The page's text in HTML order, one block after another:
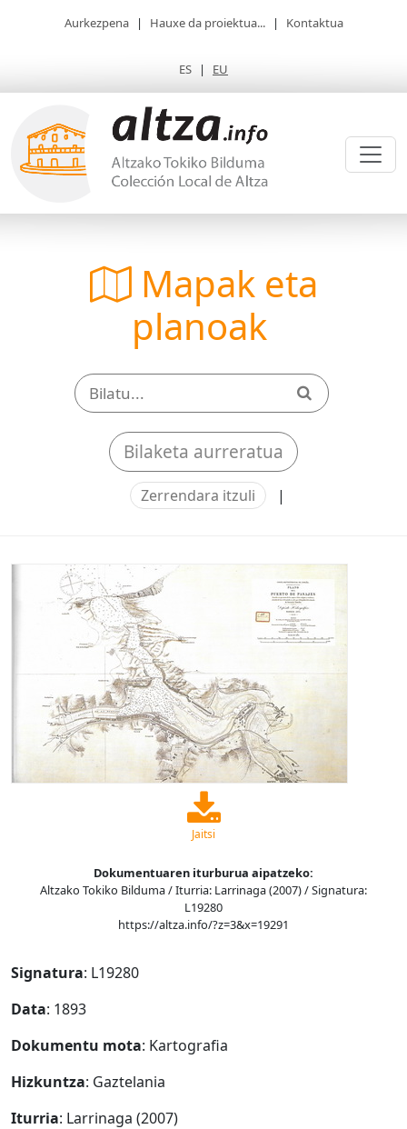
Aurkezpena | Hauxe da proiektua... | Kontaktua
ES | EU
Mapak eta
planoak
Bilaketa aurreratua
Zerrendara itzuli |
Jaitsi
Dokumentuaren iturburua aipatzeko:
Altzako Tokiko Bilduma / Iturria: Larrinaga (2007) / Signatura:
L19280
https://altza.info/?z=3&x=19291
Signatura: L19280
Data: 1893
Dokumentu mota: Kartografia
Hizkuntza: Gaztelania
Iturria: Larrinaga (2007)